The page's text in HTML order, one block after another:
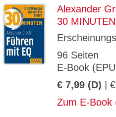
Alexander
30
96 Seiten
E-Book
€ 7,99 (D) |
Zum E-Book